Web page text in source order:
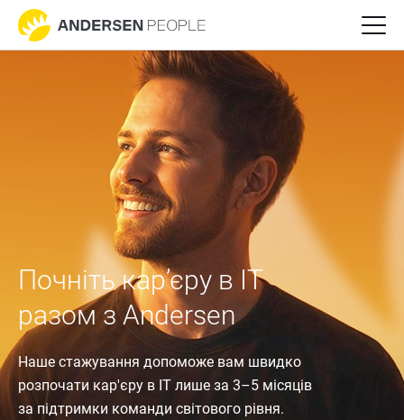
Почніть кар’єру в IT
разом з Andersen
Наше стажування допоможе вам швидко
розпочати кар'єру в IT лише за 3–5 місяців
за підтримки команди світового рівня.